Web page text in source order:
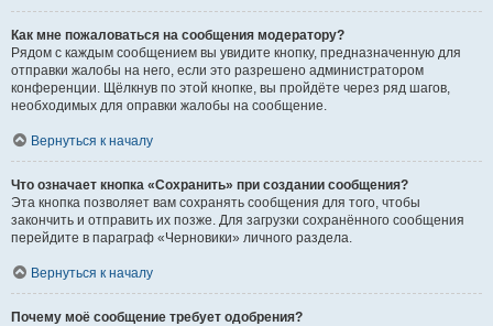
Как мне пожаловаться на сообщения модератору?
Рядом с каждым сообщением вы увидите кнопку, предназначенную для
отправки жалобы на него, если это разрешено администратором
конференции. Щёлкнув по этой кнопке, вы пройдёте через ряд шагов,
необходимых для оправки жалобы на сообщение.
Вернуться к началу
Что означает кнопка «Сохранить» при создании сообщения?
Эта кнопка позволяет вам сохранять сообщения для того, чтобы
закончить и отправить их позже. Для загрузки сохранённого сообщения
перейдите в параграф «Черновики» личного раздела.
Вернуться к началу
Почему моё сообщение требует одобрения?